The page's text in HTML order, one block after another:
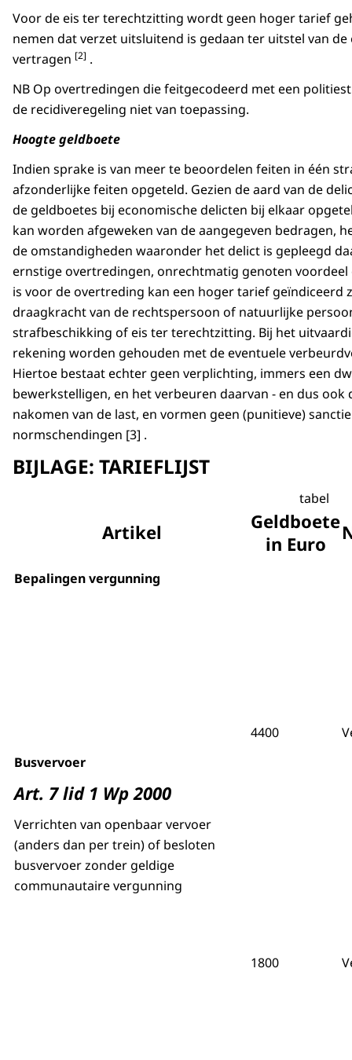
Voor de eis ter terechtzitting wordt geen hoger tarief
nemen dat verzet uitsluitend is gedaan ter uitstel van
vertragen [2] .
NB Op overtredingen die feitgecodeerd met een
de recidiveregeling niet van toepassing.
Hoogte geldboete
Indien sprake is van meer te beoordelen feiten in één
afzonderlijke feiten opgeteld. Gezien de aard van de
de geldboetes bij economische delicten bij elkaar
kan worden afgeweken van de aangegeven bedragen,
de omstandigheden waaronder het delict is gepleegd
ernstige overtredingen, onrechtmatig genoten
is voor de overtreding kan een hoger tarief geïndiceerd
draagkracht van de rechtspersoon of natuurlijke
strafbeschikking of eis ter terechtzitting. Bij het
rekening worden gehouden met de eventuele
Hiertoe bestaat echter geen verplichting, immers een
bewerkstelligen, en het verbeuren daarvan - en dus
nakomen van de last, en vormen geen (punitieve)
normschendingen [3] .
BIJLAGE: TARIEFLIJST
tabel
Artikel
Geldboete
in Euro
Bepalingen vergunning
Busvervoer
Art. 7 lid 1 Wp 2000
Verrichten van openbaar vervoer
(anders dan per trein) of besloten
busvervoer zonder geldige
communautaire vergunning
4400
1800